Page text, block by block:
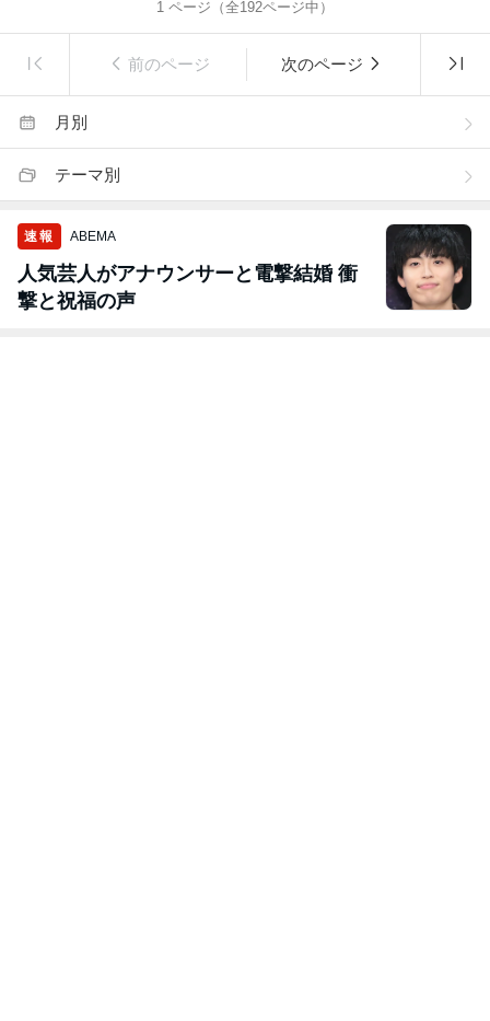
1 ページ（全192ページ中）
前のページ 次のページ
月別
テーマ別
速報 ABEMA
人気芸人がアナウンサーと電撃結婚 衝
撃と祝福の声